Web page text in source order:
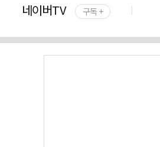
네이버TV 구독 +